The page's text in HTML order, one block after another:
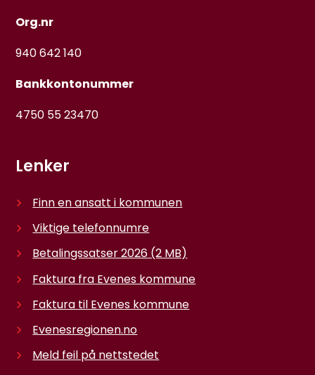
Org.nr
940 642 140
Bankkontonummer
4750 55 23470
Lenker
Finn en ansatt i kommunen
Viktige telefonnumre
Betalingssatser 2026 (2 MB)
Faktura fra Evenes kommune
Faktura til Evenes kommune
Evenesregionen.no
Meld feil på nettstedet